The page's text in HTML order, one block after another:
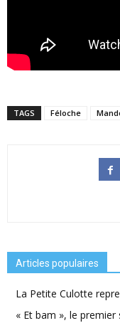
TAGS Féloche
Articles populaires
La Petite Culotte
« Et bam », le